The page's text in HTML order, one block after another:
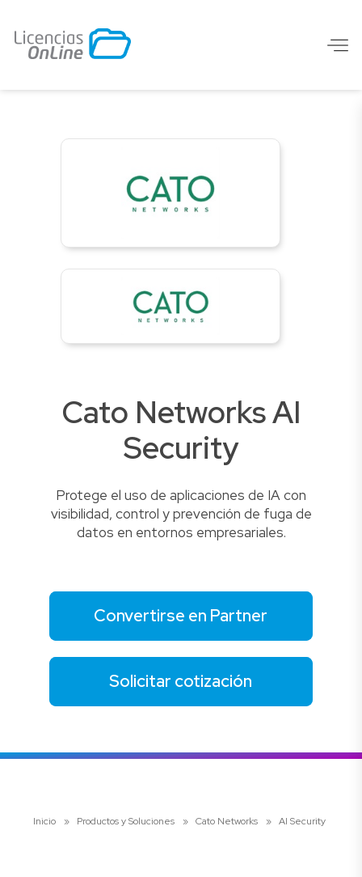
Cato Networks AI
Security
Protege el uso de aplicaciones de IA con
visibilidad, control y prevención de fuga de
datos en entornos empresariales.
Convertirse en Partner
Solicitar cotización
Inicio » Productos y Soluciones » Cato Networks » AI Security